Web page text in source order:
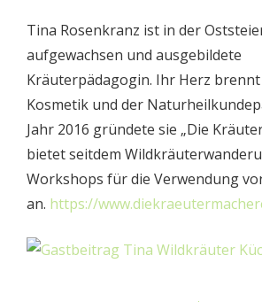
Tina Rosenkranz ist in der
aufgewachsen und ausgebildete
Kräuterpädagogin. Ihr Herz
Kosmetik und der
Jahr 2016 gründete sie „Die
bietet seitdem
Workshops für die Verwendung
an. https://